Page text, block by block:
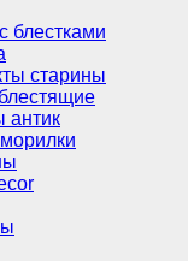
блестками
старины
антик